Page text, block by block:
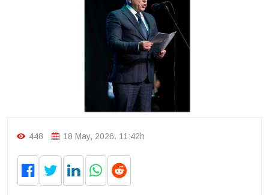
448 18 May, 2026. 11:42h